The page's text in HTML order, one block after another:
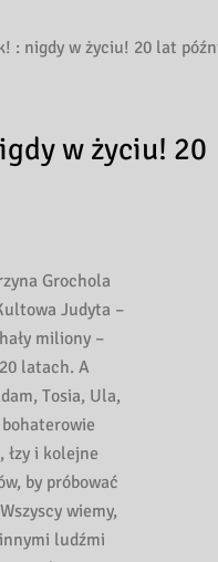
: nigdy w życiu! 20 lat
w życiu! 20
Grochola
Judyta –
miliony –
latach. A
Tosia, Ula,
łzy i kolejne
by próbować
wiemy,
ludźmi